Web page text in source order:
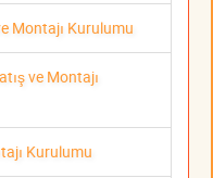
Montajı Kurulumu
ve Montajı
Kurulumu